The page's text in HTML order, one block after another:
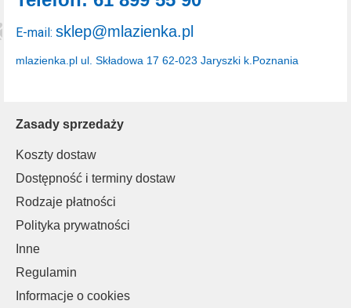
Zasady sprzedaży
Koszty dostaw
Dostępność i terminy dostaw
Rodzaje płatności
Polityka prywatności
Inne
Regulamin
Informacje o cookies
mlazienka.pl ul. Składowa 17 62-023 Jaryszki k.Poznania
E-mail: sklep@mlazienka.pl